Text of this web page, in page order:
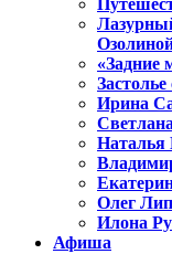
Ирина
Олег
Илона
Афиша